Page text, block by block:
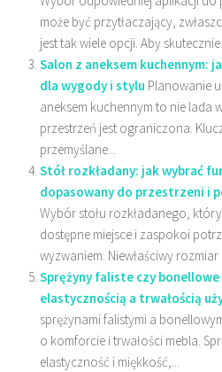
może być przytłaczający,
jest tak wiele opcji. Aby
Salon z aneksem kuchennym:
dla wygody i stylu Planowanie
aneksem kuchennym to nie lada
przestrzeń jest ograniczona.
przemyślane...
Stół rozkładany: jak wybrać
dopasowany do przestrzeni i
Wybór stołu rozkładanego,
dostępne miejsce i zaspokoi
wyzwaniem. Niewłaściwy rozmiar
Sprężyny faliste czy
elastycznością a trwałością
sprężynami falistymi a
o komforcie i trwałości mebla.
elastyczność i miękkość,...